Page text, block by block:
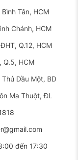
Tân, HCM
Chánh, HCM
Q.12, HCM
Q.5, HCM
Thủ Dầu Một, BD
Ma Thuột, ĐL
đến 17:30